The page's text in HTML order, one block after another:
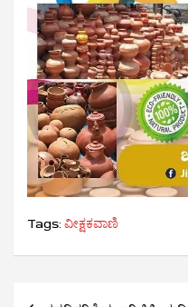
Tags: ವೀಕ್ಷಕವಾಣಿ